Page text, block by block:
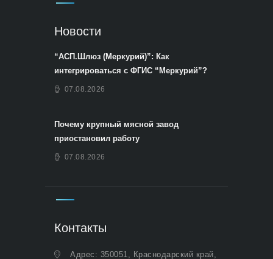
Новости
“АСП.Шлюз (Меркурий)”: Как
интегрироваться с ФГИС “Меркурий”?
07.08.2026
Почему крупный мясной завод
приостановил работу
07.08.2026
Контакты
Адрес: 350051, Краснодарский край,